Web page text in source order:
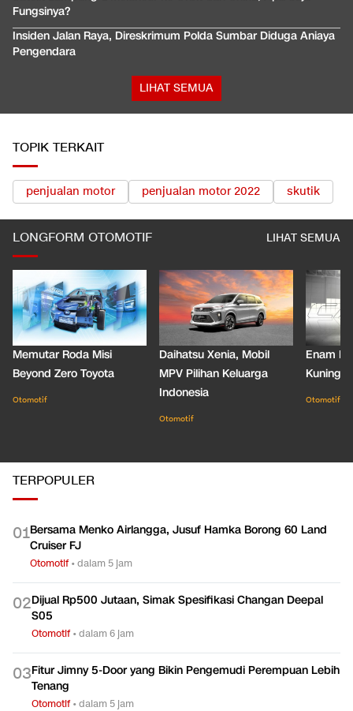
Fungsinya?
Insiden Jalan Raya, Direskrimum Polda Sumbar Diduga Aniaya
Pengendara
LIHAT SEMUA
TOPIK TERKAIT
penjualan motor penjualan motor 2022 skutik
LONGFORM OTOMOTIF LIHAT SEMUA
Memutar Roda Misi
Beyond Zero Toyota
Otomotif
Daihatsu Xenia, Mobil
MPV Pilihan Keluarga
Indonesia
Otomotif
Enam
Kuning
Otomotif
TERPOPULER
01Bersama Menko Airlangga, Jusuf Hamka Borong 60 Land
Cruiser FJ
Otomotif•dalam 5 jam
02Dijual Rp500 Jutaan, Simak Spesifikasi Changan Deepal
S05
Otomotif•dalam 6 jam
03Fitur Jimny 5-Door yang Bikin Pengemudi Perempuan Lebih
Tenang
Otomotif•dalam 5 jam